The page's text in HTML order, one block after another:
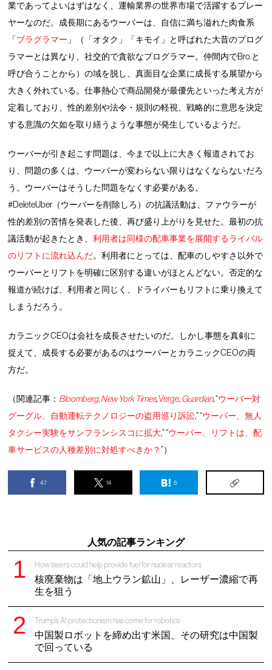
業であってよいはずはなく、運輸業界の世界市場で活躍するプレー
ヤーなのだ。成長期にあるウーバーは、自信に満ち溢れた肉食系
「ブラグラマー 」（「オタク」「キモイ」と呼ばれた大昔のプログ
ラマーとは異なり、社交的で貪欲なプログラマー。仲間内でBro.と
呼び合うことから）の域を脱し、真面目な企業に成長する展望から
大きく外れている。仕事熱心で商品開発が最優先といった考え方が
定着しており、性的差別や法令・規則の軽視、戦略的に意思を決定
する意識の欠如を取り繕うような事態が発生しているようだ。
ウーバーが引き起こす問題は、今まで以上に大きく報道されてお
り、問題の多くは、ウーバーが変わらない限りはなくならないだろ
う。ウーバーはそうした問題をなくす必要がある。
#DeleteUber（ウーバーを削除しろ）の抗議活動は、ファウラーが
性的差別の苦情を発表した後、再び盛り上がりを見せた。最初の抗
議活動が起きたとき、利用者は同様の配車事業を展開するライバル
のリフトに流れ込んだ。利用者にとっては、配車のしやすさ以外で
ウーバーとリフトを明確に区別する違いがほとんどない。否定的な
報道が続けば、利用者と同じく、ドライバーもリフトに乗り換えて
しまうだろう。
カラニックCEOは会社を成長させたいのだ。しかし事態を真剣に
捉えて、成長する必要があるのはウーバーとカラニックCEOの両
方だ。
（関連記事： Bloomberg,New York Times,Verge,Guardian, “ウーバー対
グーグル、自動運転テクノロジーの盗用巡り訴訟,” “ウーバー、無人
タクシー実験をサンフランシスコに拡大,” “ウーバー、リフトは、配
車サービスの人種差別に対処すべきか？”）
47 14 5
人気の記事ランキング
How lasers could help provide fuel for nuclear reactors
核廃棄物は「地上ウラン鉱山」、レーザー濃縮で再
生を狙う
Trump’s AI protectionism has come for robotics
中国製ロボットを締め出す米国、その研究は中国製
で回っている